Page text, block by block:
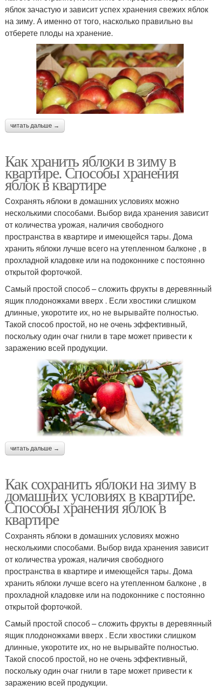
яблок зачастую и зависит успех хранения свежих яблок
на зиму. А именно от того, насколько правильно вы
отберете плоды на хранение.
читать дальше →
Как хранить яблоки в зиму в
квартире. Способы хранения
яблок в квартире
Сохранять яблоки в домашних условиях можно
несколькими способами. Выбор вида хранения зависит
от количества урожая, наличия свободного
пространства в квартире и имеющейся тары. Дома
хранить яблоки лучше всего на утепленном балконе , в
прохладной кладовке или на подоконнике с постоянно
открытой форточкой.
Самый простой способ – сложить фрукты в деревянный
ящик плодоножками вверх . Если хвостики слишком
длинные, укоротите их, но не вырывайте полностью.
Такой способ простой, но не очень эффективный,
поскольку один очаг гнили в таре может привести к
заражению всей продукции.
читать дальше →
Как сохранить яблоки на зиму в
домашних условиях в квартире.
Способы хранения яблок в
квартире
Сохранять яблоки в домашних условиях можно
несколькими способами. Выбор вида хранения зависит
от количества урожая, наличия свободного
пространства в квартире и имеющейся тары. Дома
хранить яблоки лучше всего на утепленном балконе , в
прохладной кладовке или на подоконнике с постоянно
открытой форточкой.
Самый простой способ – сложить фрукты в деревянный
ящик плодоножками вверх . Если хвостики слишком
длинные, укоротите их, но не вырывайте полностью.
Такой способ простой, но не очень эффективный,
поскольку один очаг гнили в таре может привести к
заражению всей продукции.